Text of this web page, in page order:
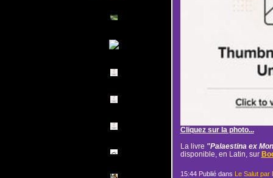
Cliquez sur la photo...
La livre "Palaestina ex
disponible, en Latin, sur
15:44 Publié dans Le Salut par